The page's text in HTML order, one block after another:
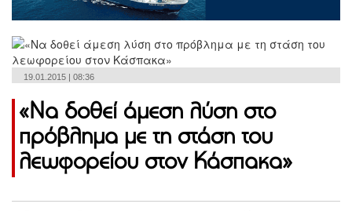
19.01.2015 | 08:36
«Να δοθεί άμεση λύση στο
πρόβλημα με τη στάση του
λεωφορείου στον Κάσπακα»